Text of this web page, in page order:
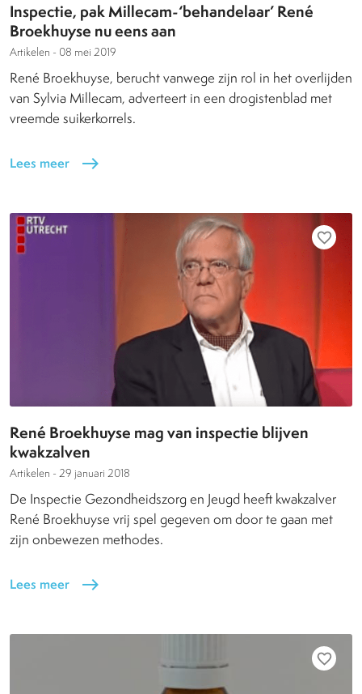
Inspectie, pak Millecam-‘behandelaar’ René
Broekhuyse nu eens aan
Artikelen - 08 mei 2019
René Broekhuyse, berucht vanwege zijn rol in het overlijden
van Sylvia Millecam, adverteert in een drogistenblad met
vreemde suikerkorrels.
Lees meer east
favorite_border
René Broekhuyse mag van inspectie blijven
kwakzalven
Artikelen - 29 januari 2018
De Inspectie Gezondheidszorg en Jeugd heeft kwakzalver
René Broekhuyse vrij spel gegeven om door te gaan met
zijn onbewezen methodes.
Lees meer east
favorite_border